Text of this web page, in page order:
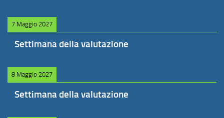
7 Maggio 2027
Settimana della valutazione
8 Maggio 2027
Settimana della valutazione